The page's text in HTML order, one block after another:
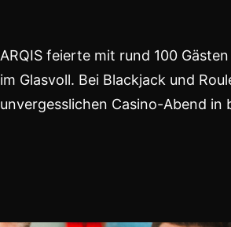
ARQIS feierte mit rund 100
im Glasvoll. Bei Blackjack und
unvergesslichen Casino-Abend in